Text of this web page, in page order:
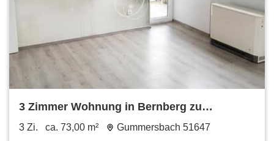
3 Zimmer Wohnung in Bernberg zu
verkaufen
3 Zi. ca. 73,00 m² Gummersbach 51647